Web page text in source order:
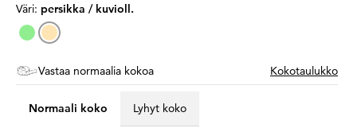
Väri: persikka / kuvioll.
Vastaa normaalia kokoa Kokotaulukko
Normaali koko Lyhyt koko